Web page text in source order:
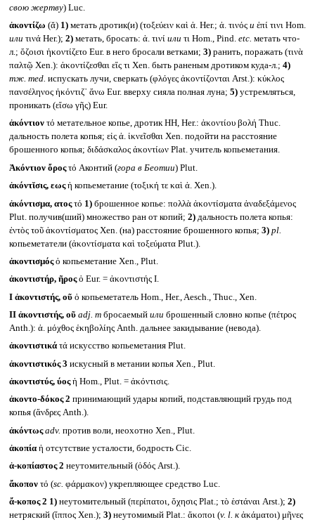
свою жертву) Luc.
ἀκοντίζω (ᾰ) 1)метать дротик(и) (τοξεύειν καὶ ἀ. Her.; ἀ. τινός и ἐπί τινι Hom.
или τινά Her.); 2)метать, бросать: ἀ. τινί или τι Hom., Pind. etc. метать что-
л.; ὄζοισι ἠκοντίζετο Eur. в него бросали ветками; 3)ранить, поражать (τινὰ
παλτῷ Xen.): ἀκοντίζεσθαι εἴς τι Xen. быть раненым дротиком куда-л.; 4)
тж. med. испускать лучи, сверкать (φλόγες ἀκοντίζονται Arst.): κύκλος
πανσέληνος ἠκόντιζ᾽ ἄνω Eur. вверху сияла полная луна; 5)устремляться,
проникать (εἴσω γῆς) Eur.
ἀκόντιον τό метательное копье, дротик HH, Her.: ἀκοντίου βολή Thuc.
дальность полета копья; εἰς ἀ. ἱκνεῖσθαι Xen. подойти на расстояние
брошенного копья; διδάσκαλος ἀκοντίων Plat. учитель копьеметания.
Ἀκόντιον ὄροςτό Аконтий (гора в Беотии) Plut.
ἀκόντῐσις, εωςἡ копьеметание (τοξική τε καὶ ἀ. Xen.).
ἀκόντισμα, ατοςτό 1)брошенное копье: πολλὰ ἀκοντίσματα ἀναδεξάμενος
Plut. получив(ший) множество ран от копий; 2)дальность полета копья:
ἐντὸς τοῦ ἀκοντίσματος Xen. (на) расстояние брошенного копья; 3) pl.
копьеметатели (ἀκοντίσματα καὶ τοξεύματα Plut.).
ἀκοντισμόςὁ копьеметание Xen., Plut.
ἀκοντιστήρ, ῆροςὁ Eur. = ἀκοντιστής I.
I ἀκοντιστής, οῦὁ копьеметатель Hom., Her., Aesch., Thuc., Xen.
II ἀκοντιστής, οῦ adj. mбросаемый или брошенный словно копье (πέτρος
Anth.): ἀ. μόχθος ἑκηβολίης Anth. дальнее закидывание (невода).
ἀκοντιστικά τά искусство копьеметания Plut.
ἀκοντιστικός 3 искусный в метании копья Xen., Plut.
ἀκοντιστύς, ύοςἡ Hom., Plut. = ἀκόντισις.
ἀκοντο-δόκος 2 принимающий удары копий, подставляющий грудь под
копья (ἄνδρες Anth.).
ἀκόντως adv. против воли, неохотно Xen., Plut.
ἀκοπία ἡ отсутствие усталости, бодрость Cic.
ἀ-κοπίαστος 2 неутомительный (ὁδός Arst.).
ἄκοπον τό (sc. φάρμακον) укрепляющее средство Luc.
ἄ-κοπος 2 1)неутомительный (περίπατοι, ὄχησις Plat.; τὸ ἑστάναι Arst.); 2)
нетряский (ἵππος Xen.); 3)неутомимый Plat.: ἄκοποι (v. l. кἀκάματοι) μῆνες